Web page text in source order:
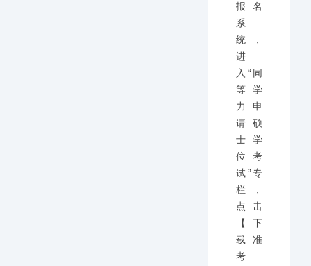
报名
系
统，
进
入“同
等学
力申
请硕
士学
位考
试”专
栏，
点击
【下
载准
考